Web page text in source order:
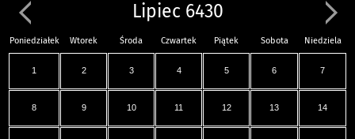
Lipiec 6430
Poniedziałek Wtorek Środa Czwartek Piątek Sobota Niedziela
1 2 3 4 5 6 7
8 9 10 11 12 13 14